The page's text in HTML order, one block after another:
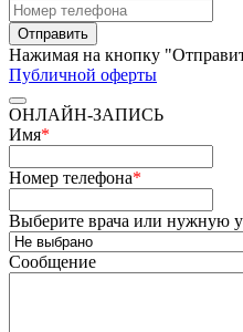
Отправить
Нажимая на кнопку
Публичной оферты
ОНЛАЙН-ЗАПИСЬ
Имя*
Номер телефона*
Выберите врача или нужную
Сообщение